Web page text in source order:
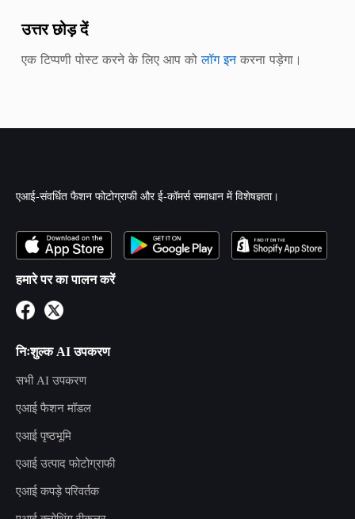
उत्तर छोड़ दें
एक टिप्पणी पोस्ट करने के लिए आप कोलॉग इनकरना पड़ेगा।
एआई-संवर्धित फैशन फोटोग्राफी और ई-कॉमर्स समाधान में विशेषज्ञता।
हमारे पर का पालन करें
निःशुल्क AI उपकरण
सभी AI उपकरण
एआई फैशन मॉडल
एआई पृष्ठभूमि
एआई उत्पाद फोटोग्राफी
एआई कपड़े परिवर्तक